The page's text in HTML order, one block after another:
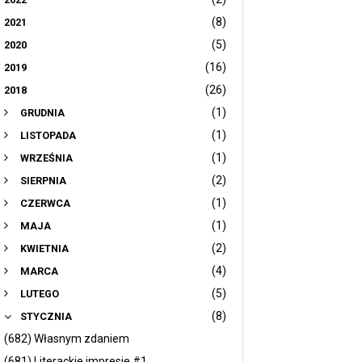
2021 (8)
2020 (5)
2019 (16)
2018 (26)
GRUDNIA (1)
LISTOPADA (1)
WRZEŚNIA (1)
SIERPNIA (2)
CZERWCA (1)
MAJA (1)
KWIETNIA (2)
MARCA (4)
LUTEGO (5)
STYCZNIA
(8)
(682) Własnym zdaniem